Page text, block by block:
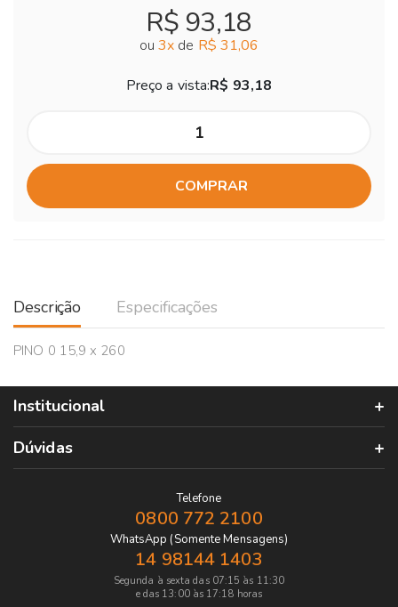
R$ 93,18
ou 3x de R$ 31,06
Preço a vista:R$ 93,18
COMPRAR
Descrição Especificações
PINO 0 15,9 x 260
Institucional
Dúvidas
Telefone
0800 772 2100
WhatsApp (Somente Mensagens)
14 98144 1403
Segunda à sexta das 07:15 às 11:30
e das 13:00 às 17:18 horas